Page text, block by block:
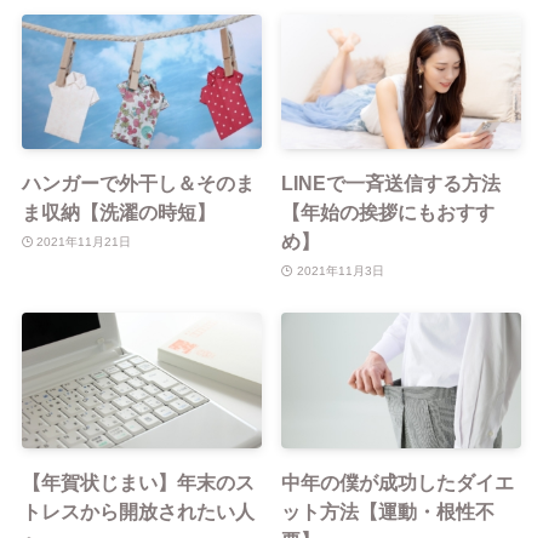
ハンガーで外干し＆そのま
ま収納【洗濯の時短】
2021年11月21日
LINEで一斉送信する方法
【年始の挨拶にもおすす
め】
2021年11月3日
【年賀状じまい】年末のス
トレスから開放されたい人
中年の僕が成功したダイエ
ット方法【運動・根性不